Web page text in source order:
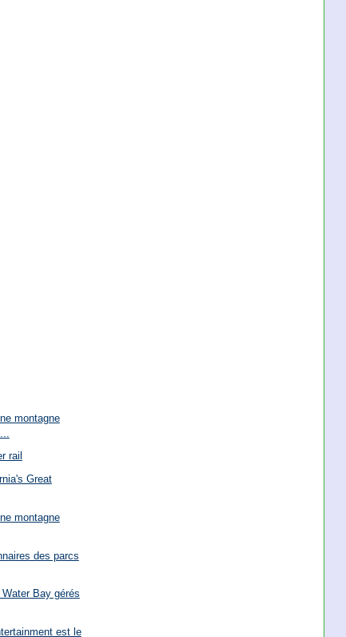
montagne
rail
Great
montagne
des parcs
Bay gérés
est le